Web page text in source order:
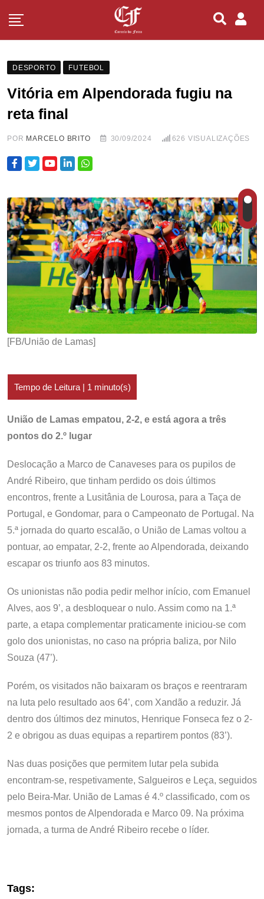
DESPORTO FUTEBOL
Vitória em Alpendorada fugiu na
reta final
POR MARCELO BRITO 30/09/2024 626 VISUALIZAÇÕES
[FB/União de Lamas]
União de Lamas empatou, 2-2, e está agora a três
pontos do 2.º lugar
Deslocação a Marco de Canaveses para os pupilos de
André Ribeiro, que tinham perdido os dois últimos
encontros, frente a Lusitânia de Lourosa, para a Taça de
Portugal, e Gondomar, para o Campeonato de Portugal. Na
5.ª jornada do quarto escalão, o União de Lamas voltou a
pontuar, ao empatar, 2-2, frente ao Alpendorada, deixando
escapar os triunfo aos 83 minutos.
Os unionistas não podia pedir melhor início, com Emanuel
Alves, aos 9’, a desbloquear o nulo. Assim como na 1.ª
parte, a etapa complementar praticamente iniciou-se com
golo dos unionistas, no caso na própria baliza, por Nilo
Souza (47’).
Porém, os visitados não baixaram os braços e reentraram
na luta pelo resultado aos 64’, com Xandão a reduzir. Já
dentro dos últimos dez minutos, Henrique Fonseca fez o 2-
2 e obrigou as duas equipas a repartirem pontos (83’).
Nas duas posições que permitem lutar pela subida
encontram-se, respetivamente, Salgueiros e Leça, seguidos
pelo Beira-Mar. União de Lamas é 4.º classificado, com os
mesmos pontos de Alpendorada e Marco 09. Na próxima
jornada, a turma de André Ribeiro recebe o líder.
Tags: